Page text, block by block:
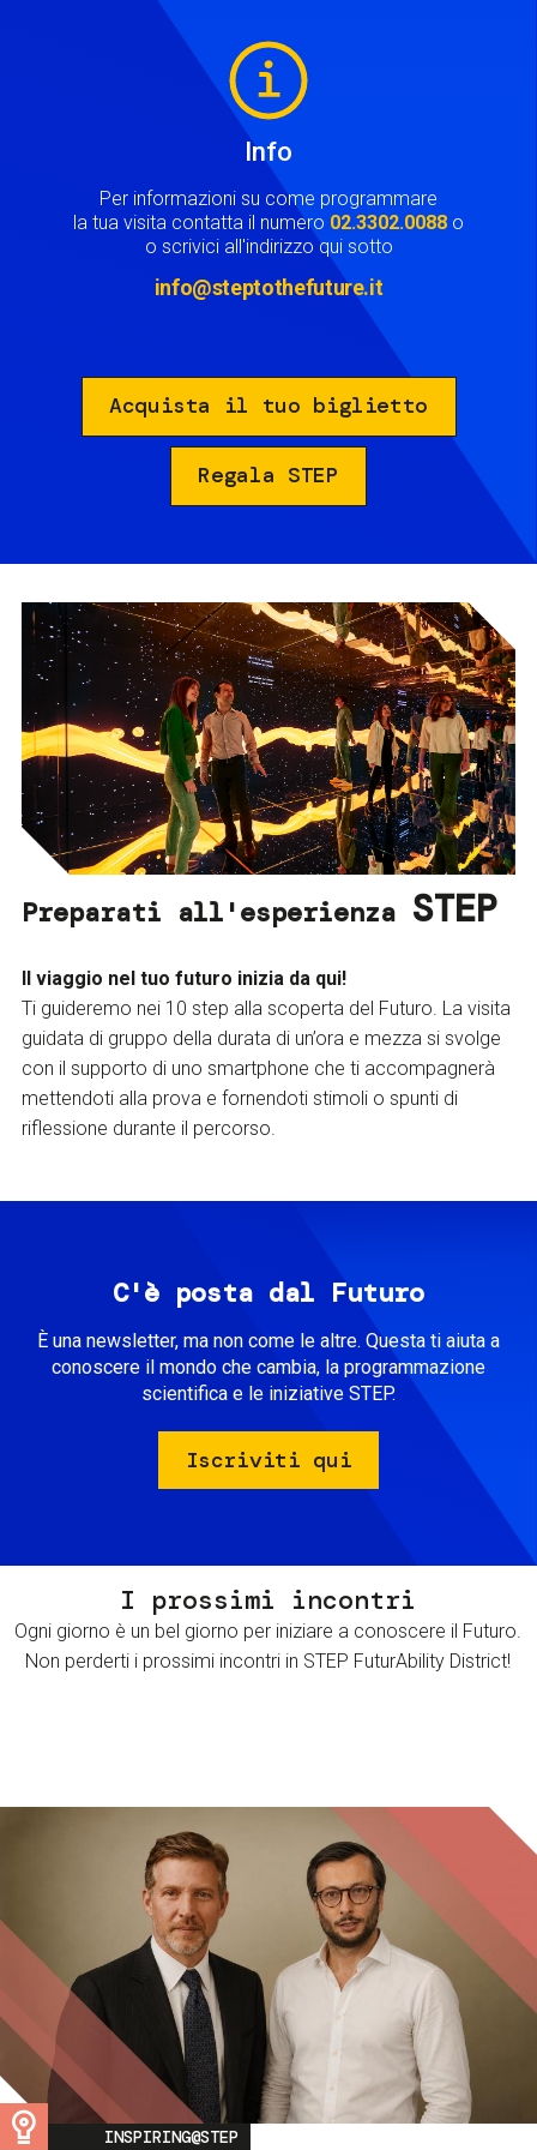
Info
Per informazioni su come programmare
la tua visita contatta il numero 02.3302.0088 o
o scrivici all'indirizzo qui sotto
info@steptothefuture.it
Acquista il tuo biglietto
Regala STEP
Preparati all'esperienza STEP
Il viaggio nel tuo futuro inizia da qui!
Ti guideremo nei 10 step alla scoperta del Futuro. La visita
guidata di gruppo della durata di un’ora e mezza si svolge
con il supporto di uno smartphone che ti accompagnerà
mettendoti alla prova e fornendoti stimoli o spunti di
riflessione durante il percorso.
C'è posta dal Futuro
È una newsletter, ma non come le altre. Questa ti aiuta a
conoscere il mondo che cambia, la programmazione
scientifica e le iniziative STEP.
Iscriviti qui
I prossimi incontri
Ogni giorno è un bel giorno per iniziare a conoscere il Futuro.
Non perderti i prossimi incontri in STEP FuturAbility District!
Image
INSPIRING@STEP